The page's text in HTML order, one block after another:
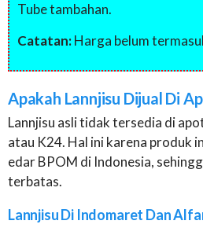
Tube tambahan.
Catatan:Harga belum
Apakah Lannjisu Dijual Di
Lannjisu asli tidak tersedia di
atau K24. Hal ini karena produk
edar BPOM di Indonesia,
terbatas.
Lannjisu Di Indomaret Dan